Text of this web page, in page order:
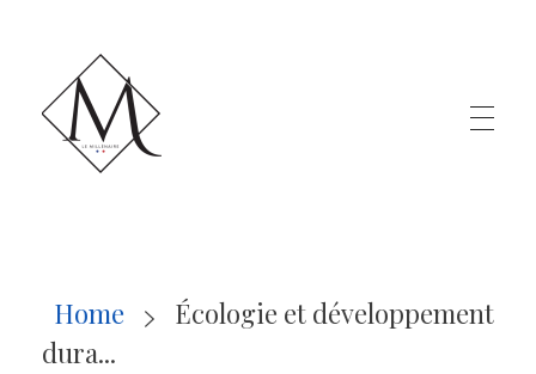
Home
Écologie et développement
dura...